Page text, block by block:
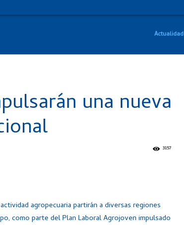
Actualidad
una nueva
3157
agropecuaria partirán a diversas regiones
como parte del Plan Laboral Agrojoven impulsado